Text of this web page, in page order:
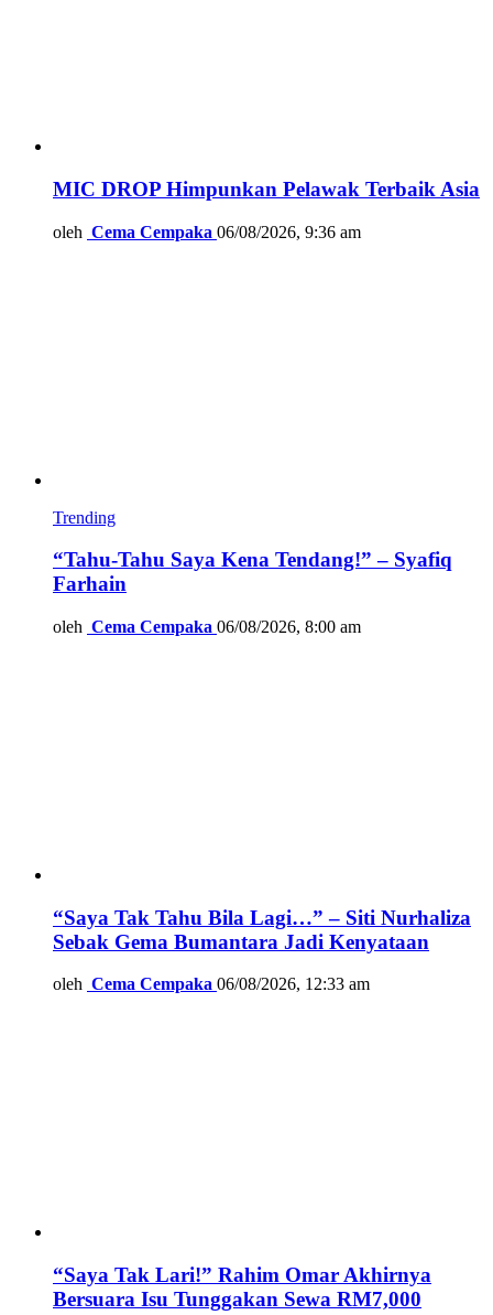
MIC DROP Himpunkan Pelawak Terbaik Asia
oleh Cema Cempaka 06/08/2026, 9:36 am
Trending
“Tahu-Tahu Saya Kena Tendang!” – Syafiq
Farhain
oleh Cema Cempaka 06/08/2026, 8:00 am
“Saya Tak Tahu Bila Lagi…” – Siti Nurhaliza
Sebak Gema Bumantara Jadi Kenyataan
oleh Cema Cempaka 06/08/2026, 12:33 am
“Saya Tak Lari!” Rahim Omar Akhirnya
Bersuara Isu Tunggakan Sewa RM7,000